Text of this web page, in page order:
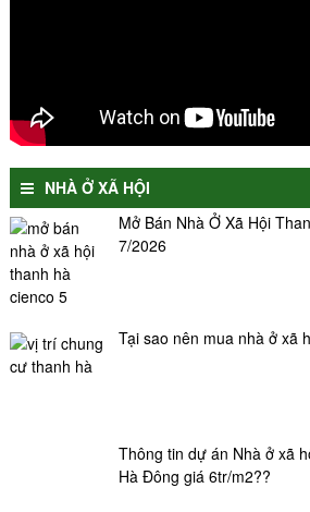
NHÀ Ở XÃ HỘI
Mở Bán Nhà Ở Xã Hội
7/2026
Tại sao nên mua nhà ở xã
Thông tin dự án Nhà ở xã
Hà Đông giá 6tr/m2??